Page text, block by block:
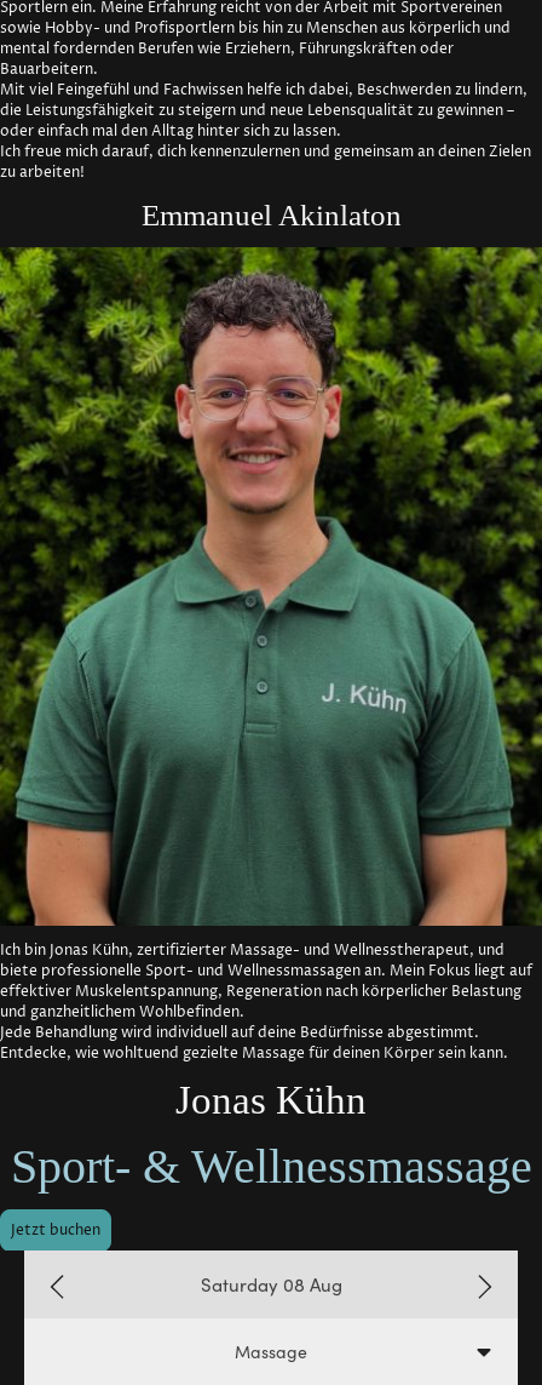
Sportlern ein. Meine Erfahrung reicht von der Arbeit mit Sportvereinen
sowie Hobby- und Profisportlern bis hin zu Menschen aus körperlich und
mental fordernden Berufen wie Erziehern, Führungskräften oder
Bauarbeitern.
Mit viel Feingefühl und Fachwissen helfe ich dabei, Beschwerden zu lindern,
die Leistungsfähigkeit zu steigern und neue Lebensqualität zu gewinnen –
oder einfach mal den Alltag hinter sich zu lassen.
Ich freue mich darauf, dich kennenzulernen und gemeinsam an deinen Zielen
zu arbeiten!
Emmanuel Akinlaton
Ich bin Jonas Kühn, zertifizierter Massage- und Wellnesstherapeut, und
biete professionelle Sport- und Wellnessmassagen an. Mein Fokus liegt auf
effektiver Muskelentspannung, Regeneration nach körperlicher Belastung
und ganzheitlichem Wohlbefinden.
Jede Behandlung wird individuell auf deine Bedürfnisse abgestimmt.
Entdecke, wie wohltuend gezielte Massage für deinen Körper sein kann.
Jonas Kühn
Sport- & Wellnessmassage
Jetzt buchen